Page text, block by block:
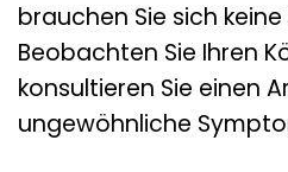
brauchen Sie sich
Beobachten Sie Ihren
konsultieren Sie einen
ungewöhnliche